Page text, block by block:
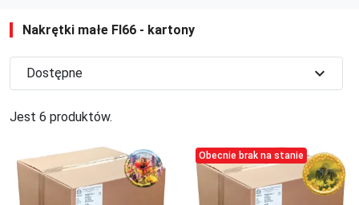
Nakrętki małe FI66 - kartony
Jest 6 produktów.
Dostępne expand_more
Obecnie brak na stanie